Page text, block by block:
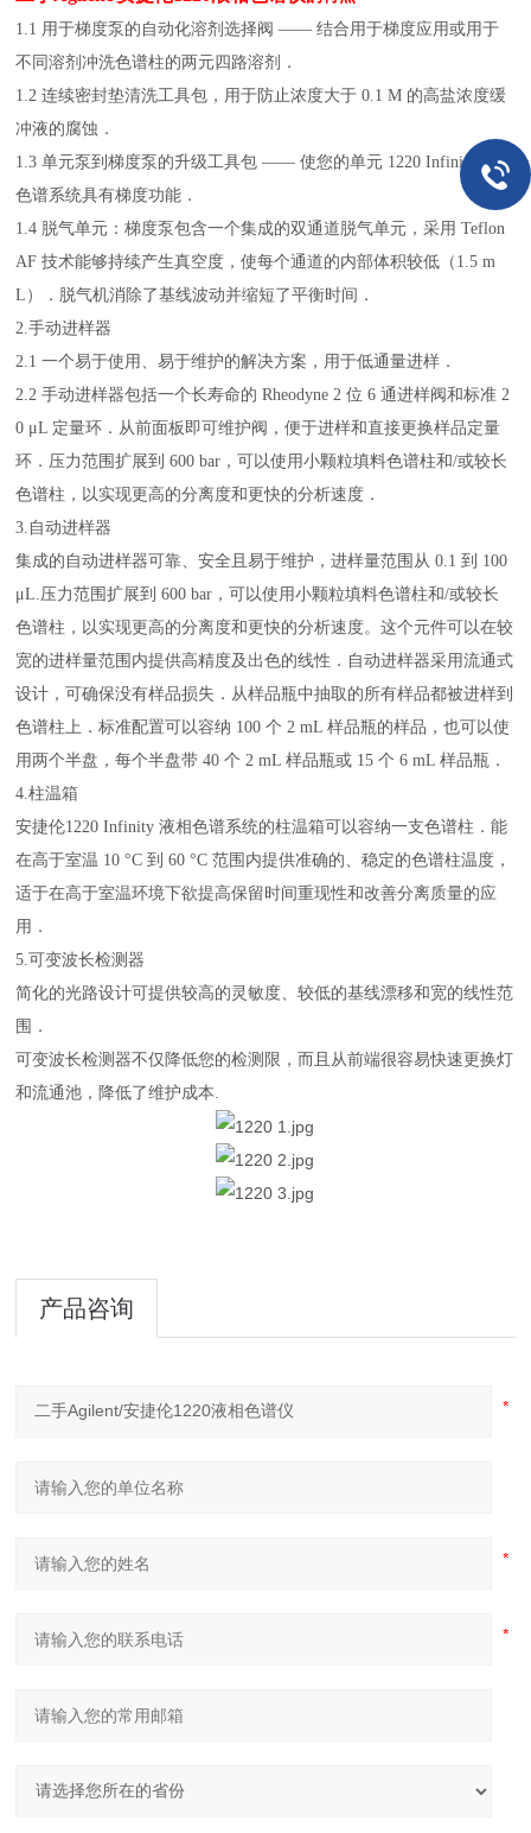
1.1 用于梯度泵的自动化溶剂选择阀 —— 结合用于梯度应用或用于
不同溶剂冲洗色谱柱的两元四路溶剂．
1.2 连续密封垫清洗工具包，用于防止浓度大于 0.1 M 的高盐浓度缓
冲液的腐蚀．
1.3 单元泵到梯度泵的升级工具包 —— 使您的单元 1220 Infinity 液相
色谱系统具有梯度功能．
1.4 脱气单元：梯度泵包含一个集成的双通道脱气单元，采用 Teflon
AF 技术能够持续产生真空度，使每个通道的内部体积较低（1.5 m
L）．脱气机消除了基线波动并缩短了平衡时间．
2.手动进样器
2.1 一个易于使用、易于维护的解决方案，用于低通量进样．
2.2 手动进样器包括一个长寿命的 Rheodyne 2 位 6 通进样阀和标准 2
0 μL 定量环．从前面板即可维护阀，便于进样和直接更换样品定量
环．压力范围扩展到 600 bar，可以使用小颗粒填料色谱柱和/或较长
色谱柱，以实现更高的分离度和更快的分析速度．
3.自动进样器
集成的自动进样器可靠、安全且易于维护，进样量范围从 0.1 到 100
μL.压力范围扩展到 600 bar，可以使用小颗粒填料色谱柱和/或较长
色谱柱，以实现更高的分离度和更快的分析速度。这个元件可以在较
宽的进样量范围内提供高精度及出色的线性．自动进样器采用流通式
设计，可确保没有样品损失．从样品瓶中抽取的所有样品都被进样到
色谱柱上．标准配置可以容纳 100 个 2 mL 样品瓶的样品，也可以使
用两个半盘，每个半盘带 40 个 2 mL 样品瓶或 15 个 6 mL 样品瓶．
4.柱温箱
安捷伦1220 Infinity 液相色谱系统的柱温箱可以容纳一支色谱柱．能
在高于室温 10 °C 到 60 °C 范围内提供准确的、稳定的色谱柱温度，
适于在高于室温环境下欲提高保留时间重现性和改善分离质量的应
用．
5.可变波长检测器
简化的光路设计可提供较高的灵敏度、较低的基线漂移和宽的线性范
围．
可变波长检测器不仅降低您的检测限，而且从前端很容易快速更换灯
和流通池，降低了维护成本.
产品咨询